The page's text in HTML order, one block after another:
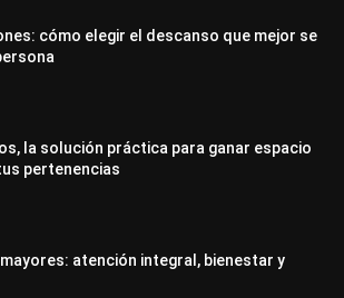
cómo elegir el descanso que mejor se
la solución práctica para ganar espacio
pertenencias
atención integral, bienestar y